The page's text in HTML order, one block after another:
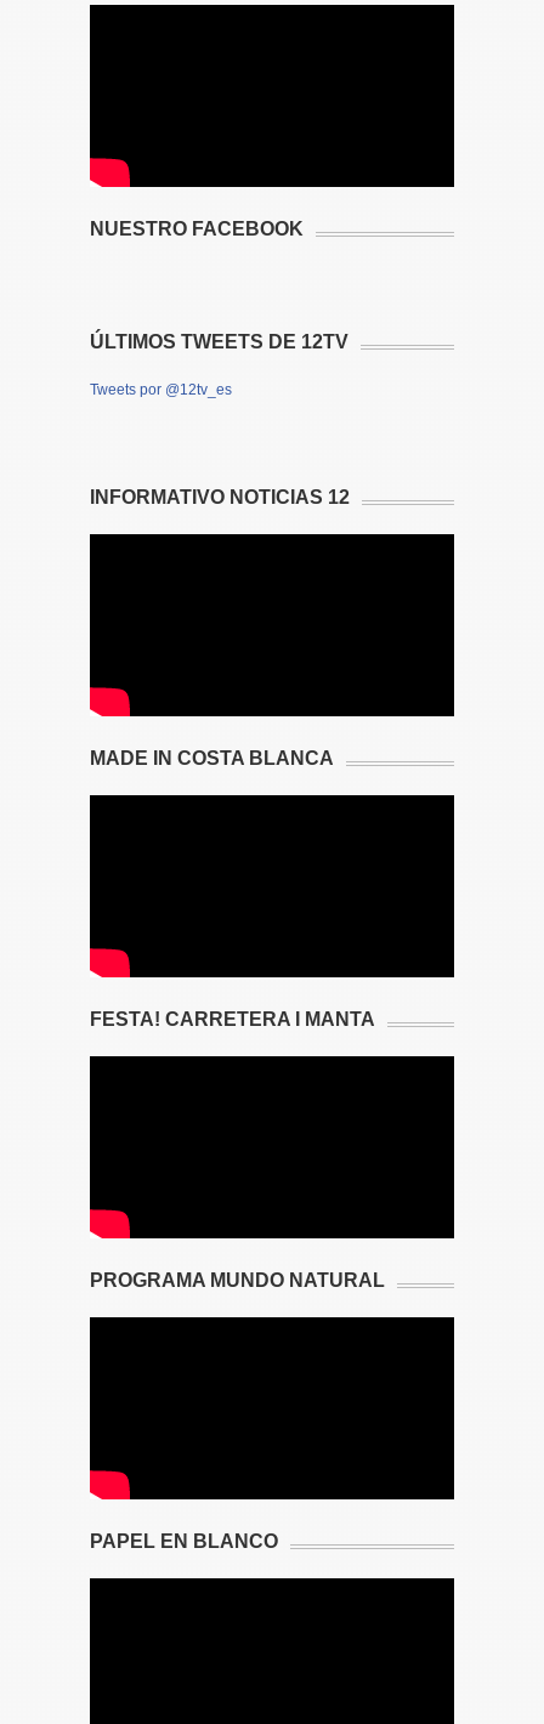
NUESTRO FACEBOOK
ÚLTIMOS TWEETS DE 12TV
Tweets por @12tv_es
INFORMATIVO NOTICIAS 12
MADE IN COSTA BLANCA
FESTA! CARRETERA I MANTA
PROGRAMA MUNDO NATURAL
PAPEL EN BLANCO